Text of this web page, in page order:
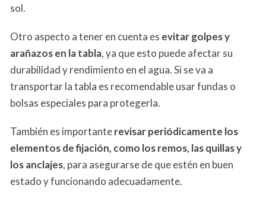
sol.
Otro aspecto a tener en cuenta es evitar golpes y
arañazos en la tabla, ya que esto puede afectar su
durabilidad y rendimiento en el agua. Si se va a
transportar la tabla es recomendable usar fundas o
bolsas especiales para protegerla.
También es importanterevisar periódicamente los
elementos de fijación, como los remos, las quillas y
los anclajes, para asegurarse de que estén en buen
estado y funcionando adecuadamente.